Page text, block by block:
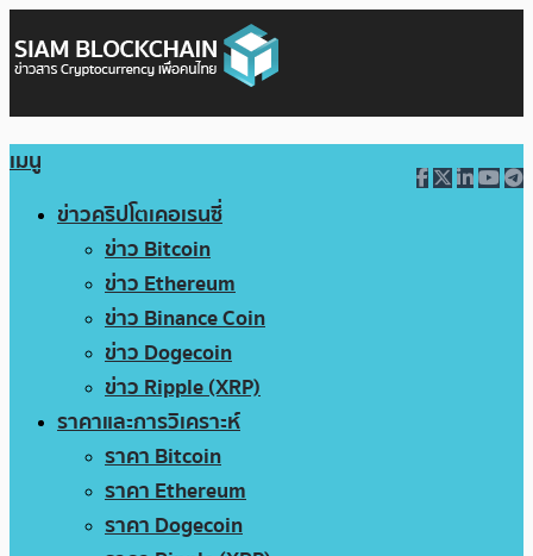
เมนู
ข่าวคริปโตเคอเรนซี่
ข่าว Bitcoin
ข่าว Ethereum
ข่าว Binance Coin
ข่าว Dogecoin
ข่าว Ripple (XRP)
ราคาและการวิเคราะห์
ราคา Bitcoin
ราคา Ethereum
ราคา Dogecoin